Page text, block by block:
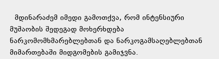
მდინარაძემ იმედი გამოთქვა, რომ ინტენსიური
მუშაობის შედეგად მოხერხდება
ნარკომომხმარებლებთან და ნარკოგამსაღებლებთან
მიმართებაში მიდგომების გამიჯვნა.